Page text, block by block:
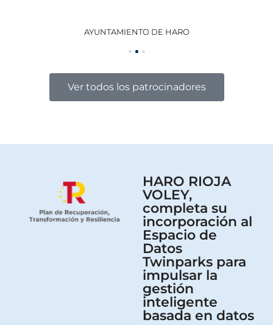
AYUNTAMIENTO DE HARO
Ver todos los patrocinadores
HARO RIOJA
VOLEY,
completa su
incorporación al
Espacio de
Datos
Twinparks para
impulsar la
gestión
inteligente
basada en datos